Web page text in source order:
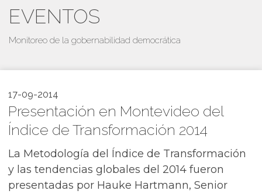
EVENTOS
Monitoreo de la gobernabilidad democrática
17-09-2014
Presentación en Montevideo del
Índice de Transformación 2014
La Metodología del Índice de Transformación
y las tendencias globales del 2014 fueron
presentadas por Hauke Hartmann, Senior